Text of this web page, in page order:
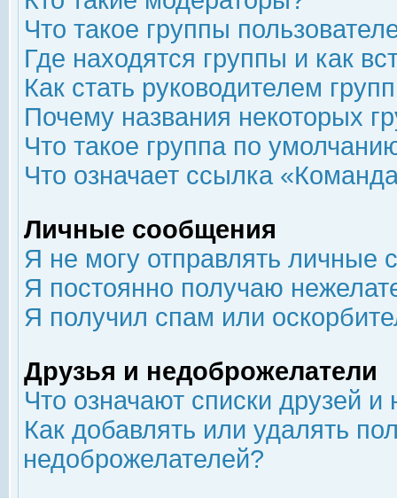
Что такое группы
Где находятся группы и как
Как стать руководителем
Почему названия некоторых
Что такое группа по
Что означает ссылка
Личные сообщения
Я не могу отправлять личные
Я постоянно получаю
Я получил спам или
Друзья и недоброжелатели
Что означают списки друзей
Как добавлять или удалять
недоброжелателей?